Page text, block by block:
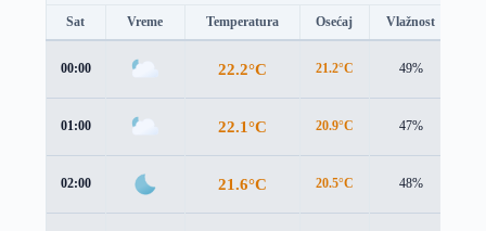
Sat Vreme Temperatura Osećaj Vlažnost
00:00 22.2°C 21.2°C 49%
01:00 22.1°C 20.9°C 47%
02:00 21.6°C 20.5°C 48%